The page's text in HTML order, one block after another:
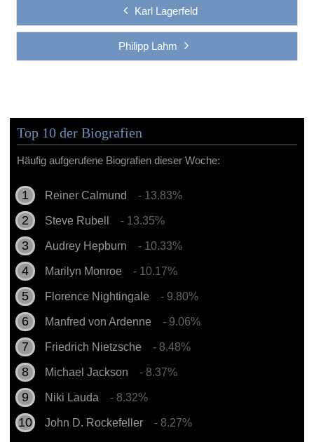
Karl Lagerfeld
Philipp Lahm
Top 10 der Biografien
Häufig aufgerufene Biografien dieser Woche:
Reiner Calmund - 13.83%
Steve Rubell - 13.35%
Audrey Hepburn - 10.33%
Marilyn Monroe - 10.17%
Florence Nightingale - 9.80%
Manfred von Ardenne - 9.06%
Friedrich Nietzsche - 8.48%
Michael Jackson - 8.37%
Niki Lauda - 8.32%
John D. Rockefeller - 8.27%